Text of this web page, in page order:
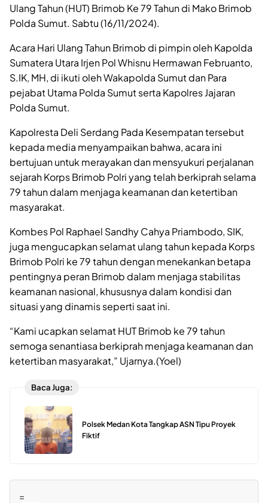
Ulang Tahun (HUT) Brimob Ke 79 Tahun di Mako Brimob
Polda Sumut. Sabtu (16/11/2024).
Acara Hari Ulang Tahun Brimob di pimpin oleh Kapolda
Sumatera Utara Irjen Pol Whisnu Hermawan Februanto,
S.IK, MH, di ikuti oleh Wakapolda Sumut dan Para
pejabat Utama Polda Sumut serta Kapolres Jajaran
Polda Sumut.
Kapolresta Deli Serdang Pada Kesempatan tersebut
kepada media menyampaikan bahwa, acara ini
bertujuan untuk merayakan dan mensyukuri perjalanan
sejarah Korps Brimob Polri yang telah berkiprah selama
79 tahun dalam menjaga keamanan dan ketertiban
masyarakat.
Kombes Pol Raphael Sandhy Cahya Priambodo, SIK,
juga mengucapkan selamat ulang tahun kepada Korps
Brimob Polri ke 79 tahun dengan menekankan betapa
pentingnya peran Brimob dalam menjaga stabilitas
keamanan nasional, khususnya dalam kondisi dan
situasi yang dinamis seperti saat ini.
“Kami ucapkan selamat HUT Brimob ke 79 tahun
semoga senantiasa berkiprah menjaga keamanan dan
ketertiban masyarakat,” Ujarnya.(Yoel)
Baca Juga:
Polsek Medan Kota Tangkap ASN Tipu Proyek
Fiktif
=